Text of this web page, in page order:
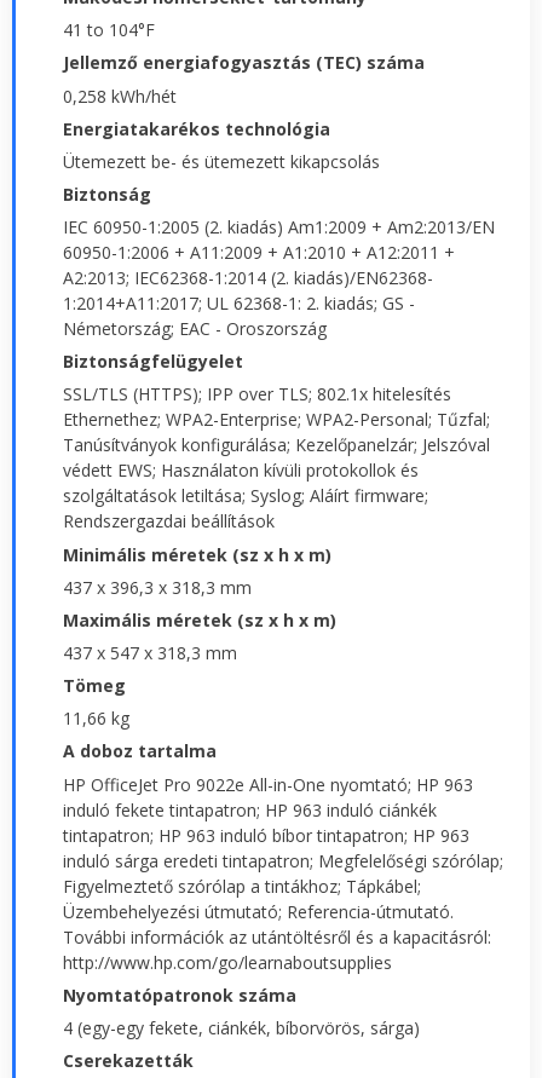
41 to 104°F
Jellemző energiafogyasztás (TEC) száma
0,258 kWh/hét
Energiatakarékos technológia
Ütemezett be- és ütemezett kikapcsolás
Biztonság
IEC 60950-1:2005 (2. kiadás) Am1:2009 + Am2:2013/EN
60950-1:2006 + A11:2009 + A1:2010 + A12:2011 +
A2:2013; IEC62368-1:2014 (2. kiadás)/EN62368-
1:2014+A11:2017; UL 62368-1: 2. kiadás; GS -
Németország; EAC - Oroszország
Biztonságfelügyelet
SSL/TLS (HTTPS); IPP over TLS; 802.1x hitelesítés
Ethernethez; WPA2-Enterprise; WPA2-Personal; Tűzfal;
Tanúsítványok konfigurálása; Kezelőpanelzár; Jelszóval
védett EWS; Használaton kívüli protokollok és
szolgáltatások letiltása; Syslog; Aláírt firmware;
Rendszergazdai beállítások
Minimális méretek (sz x h x m)
437 x 396,3 x 318,3 mm
Maximális méretek (sz x h x m)
437 x 547 x 318,3 mm
Tömeg
11,66 kg
A doboz tartalma
HP OfficeJet Pro 9022e All-in-One nyomtató; HP 963
induló fekete tintapatron; HP 963 induló ciánkék
tintapatron; HP 963 induló bíbor tintapatron; HP 963
induló sárga eredeti tintapatron; Megfelelőségi szórólap;
Figyelmeztető szórólap a tintákhoz; Tápkábel;
Üzembehelyezési útmutató; Referencia-útmutató.
További információk az utántöltésről és a kapacitásról:
http://www.hp.com/go/learnaboutsupplies
Nyomtatópatronok száma
4 (egy-egy fekete, ciánkék, bíborvörös, sárga)
Cserekazetták